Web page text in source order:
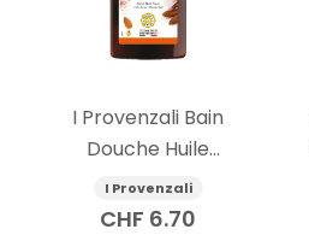
I Provenzali Bain
Douche Huile
d’Amande Douce
400ml
I Provenzali
CHF 6.70